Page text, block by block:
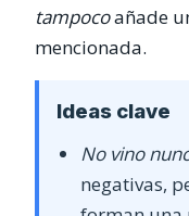
tampocoañade
mencionada.
Ideas clave
No vino
negativas,